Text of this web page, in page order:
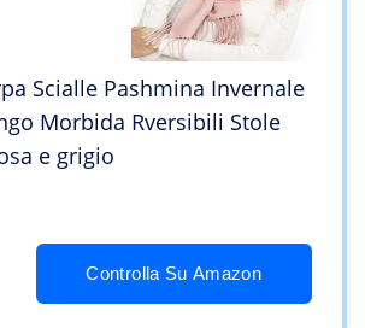
Scialle Pashmina Invernale
Morbida Rversibili Stole
e grigio
Controlla Su Amazon